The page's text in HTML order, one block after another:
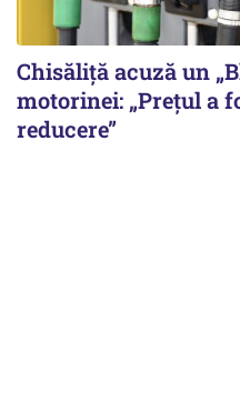
Chisăliță acuză un
motorinei: „Prețul a
reducere”